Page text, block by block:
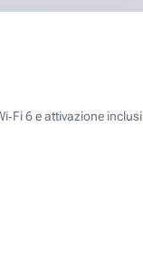
6 e attivazione